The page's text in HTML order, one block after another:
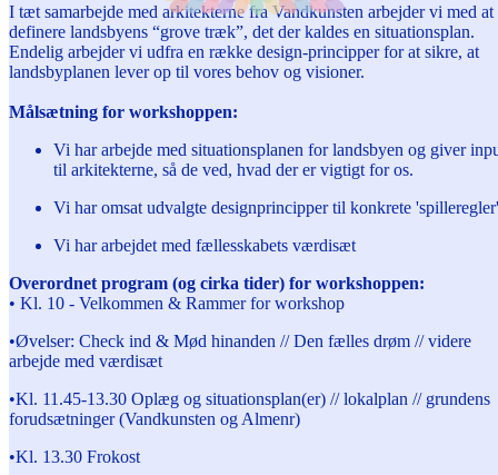
I tæt samarbejde med arkitekterne fra Vandkunsten arbejder vi med at
definere landsbyens “grove træk”, det der kaldes en situationsplan.
Endelig arbejder vi udfra en række design-principper for at sikre, at
landsbyplanen lever op til vores behov og visioner.
Målsætning for workshoppen:
Vi har arbejde med situationsplanen for landsbyen og giver
til arkitekterne, så de ved, hvad der er vigtigt for os.
Vi har omsat udvalgte designprincipper til konkrete
Vi har arbejdet med fællesskabets værdisæt
Overordnet program (og cirka tider) for workshoppen:
• Kl. 10 - Velkommen & Rammer for workshop
•Øvelser: Check ind & Mød hinanden // Den fælles drøm // videre
arbejde med værdisæt
•Kl. 11.45-13.30 Oplæg og situationsplan(er) // lokalplan // grundens
forudsætninger (Vandkunsten og Almenr)
•Kl. 13.30 Frokost